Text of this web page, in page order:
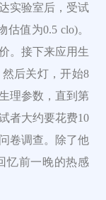
实验室后，受试
值为0.5 clo)。
。接下来应用生
后关灯，开始8
理参数，直到第
者大约要花费10
卷调查。除了他
忆前一晚的热感